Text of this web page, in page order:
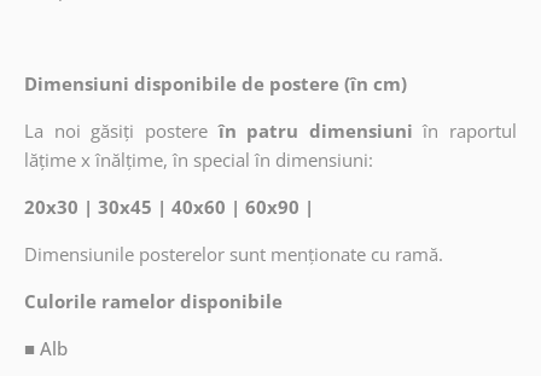
Dimensiuni disponibile de postere (în cm)
La noi găsiți postere în patru dimensiuni în raportul
lățime x înălțime, în special în dimensiuni:
20x30 | 30x45 | 40x60 | 60x90 |
Dimensiunile posterelor sunt menționate cu ramă.
Culorile ramelor disponibile
■ Alb